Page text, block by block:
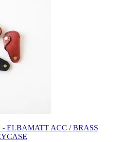
- ELBAMATT ACC / BRASS